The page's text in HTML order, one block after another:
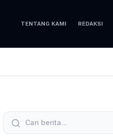
TENTANG KAMI REDAKSI